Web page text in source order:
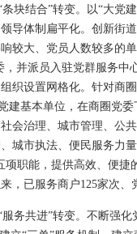
结合”转变。以“大党
导体制扁平化。创新街
较大、党员人数较多的
，并派员入驻党群服务中
织设置网格化。针对商
建基本单位，在商圈党
会治理、城市管理、公
城市执法、便民服务力
职能，提供高效、便捷
，已服务商户125家次、
务共进”转变。不断强化